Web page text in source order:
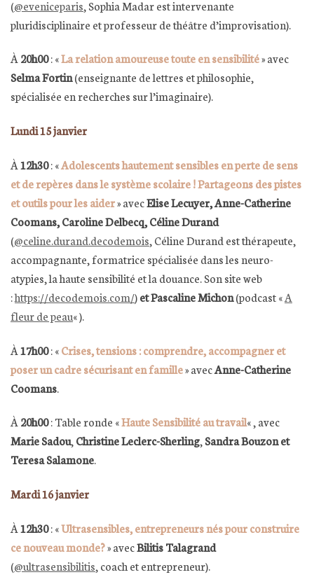
(@eveniceparis, Sophia Madar est intervenante
pluridisciplinaire et professeur de théâtre d’improvisation).
À20h00: «La relation amoureuse toute en sensibilité» avec
Selma Fortin(enseignante de lettres et philosophie,
spécialisée en recherches sur l’imaginaire).
Lundi 15 janvier
À 12h30: «Adolescents hautement sensibles en perte de sens
et de repères dans le système scolaire ! Partageons des pistes
et outils pour les aider» avecElise Lecuyer, Anne-Catherine
Coomans, Caroline Delbecq, Céline Durand
(@celine.durand.decodemois, Céline Durand est thérapeute,
accompagnante, formatrice spécialisée dans les neuro-
atypies, la haute sensibilité et la douance. Son site web
:https://decodemois.com/)et Pascaline Michon(podcast «A
fleur de peau« ).
À 17h00: «Crises, tensions : comprendre, accompagner et
poser un cadre sécurisant en famille» avecAnne-Catherine
Coomans.
À20h00: Table ronde «Haute Sensibilité au travail« , avec
Marie Sadou,Christine Leclerc-Sherling,Sandra Bouzon et
Teresa Salamone.
Mardi 16 janvier
À 12h30: «Ultrasensibles, entrepreneurs nés pour construire
ce nouveau monde?» avecBilitis Talagrand
(@ultrasensibilitis, coach et entrepreneur).